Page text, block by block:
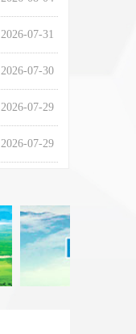
2026-07-31
2026-07-30
2026-07-29
2026-07-29